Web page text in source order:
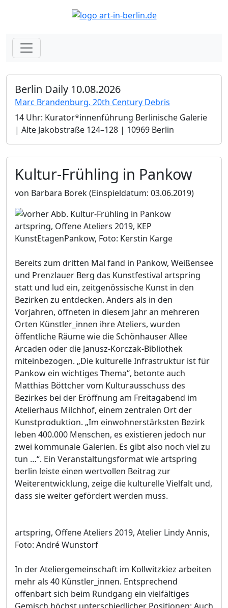
Berlin Daily 10.08.2026
Marc Brandenburg. 20th Century Debris
14 Uhr: Kurator*innenführung Berlinische Galerie
| Alte Jakobstraße 124–128 | 10969 Berlin
Kultur-Frühling in Pankow
von Barbara Borek(Einspieldatum: 03.06.2019)
artspring, Offene Ateliers 2019, KEP
KunstEtagenPankow, Foto: Kerstin Karge
Bereits zum dritten Mal fand in Pankow, Weißensee
und Prenzlauer Berg das Kunstfestival artspring
statt und lud ein, zeitgenössische Kunst in den
Bezirken zu entdecken. Anders als in den
Vorjahren, öffneten in diesem Jahr an mehreren
Orten Künstler_innen ihre Ateliers, wurden
öffentliche Räume wie die Schönhauser Allee
Arcaden oder die Janusz-Korczak-Bibliothek
miteinbezogen. „Die kulturelle Infrastruktur ist für
Pankow ein wichtiges Thema“, betonte auch
Matthias Böttcher vom Kulturausschuss des
Bezirkes bei der Eröffnung am Freitagabend im
Atelierhaus Milchhof, einem zentralen Ort der
Kunstproduktion. „Im einwohnerstärksten Bezirk
leben 400.000 Menschen, es existieren jedoch nur
zwei kommunale Galerien. Es gibt also noch viel zu
tun …“. Ein Veranstaltungsformat wie artspring
berlin leiste einen wertvollen Beitrag zur
Weiterentwicklung, zeige die kulturelle Vielfalt und,
dass sie weiter gefördert werden muss.
artspring, Offene Ateliers 2019, Atelier Lindy Annis,
Foto: André Wunstorf
In der Ateliergemeinschaft im Kollwitzkiez arbeiten
mehr als 40 Künstler_innen. Entsprechend
offenbart sich beim Rundgang ein vielfältiges